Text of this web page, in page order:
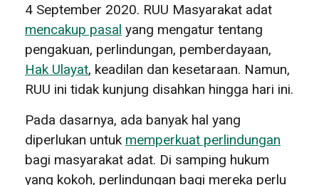
4 September 2020. RUU Masyarakat adat
mencakup pasal yang mengatur tentang
pengakuan, perlindungan, pemberdayaan,
Hak Ulayat, keadilan dan kesetaraan. Namun,
RUU ini tidak kunjung disahkan hingga hari ini.
Pada dasarnya, ada banyak hal yang
diperlukan untuk memperkuat perlindungan
bagi masyarakat adat. Di samping hukum
yang kokoh, perlindungan bagi mereka perlu